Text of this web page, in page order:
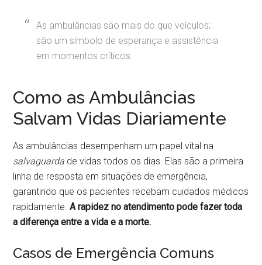
As ambulâncias são mais do que veículos;
são um símbolo de esperança e assistência
em momentos críticos.
Como as Ambulâncias
Salvam Vidas Diariamente
As ambulâncias desempenham um papel vital na
salvaguarda de vidas todos os dias. Elas são a primeira
linha de resposta em situações de emergência,
garantindo que os pacientes recebam cuidados médicos
rapidamente.A rapidez no atendimento pode fazer toda
a diferença entre a vida e a morte.
Casos de Emergência Comuns